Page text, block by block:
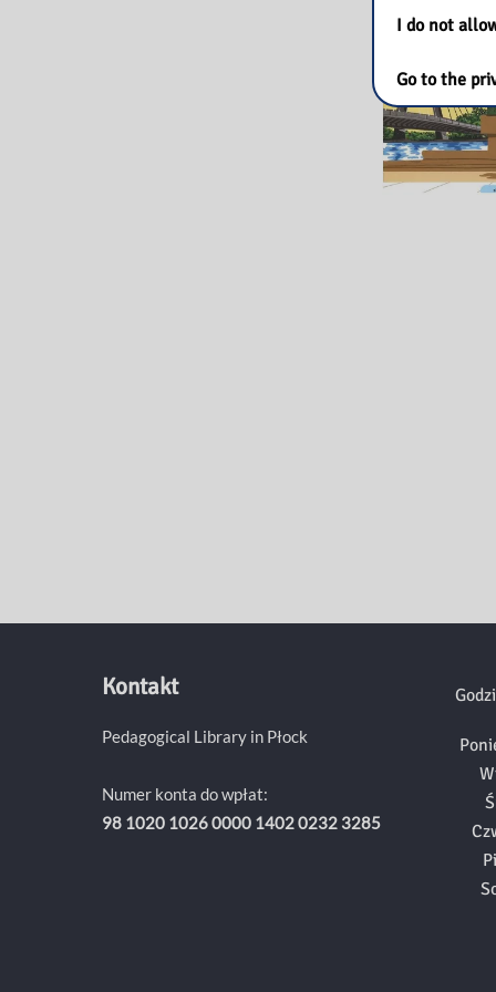
Kontakt
Pedagogical Library in Płock
Numer konta do wpłat:
98 1020 1026 0000 1402 0232 3285
I do not
Go to the